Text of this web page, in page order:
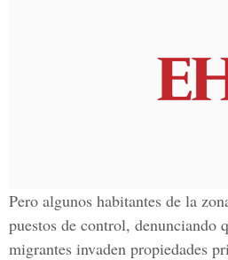
Pero algunos habitantes de la
puestos de control, denunciando
migrantes invaden propiedades